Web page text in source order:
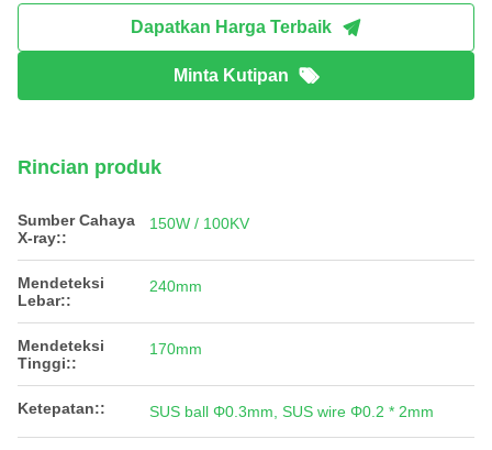
Dapatkan Harga Terbaik
Minta Kutipan
Rincian produk
Sumber Cahaya
X-ray::
150W / 100KV
Mendeteksi
Lebar::
240mm
Mendeteksi
Tinggi::
170mm
Ketepatan:: SUS ball Φ0.3mm, SUS wire Φ0.2 * 2mm